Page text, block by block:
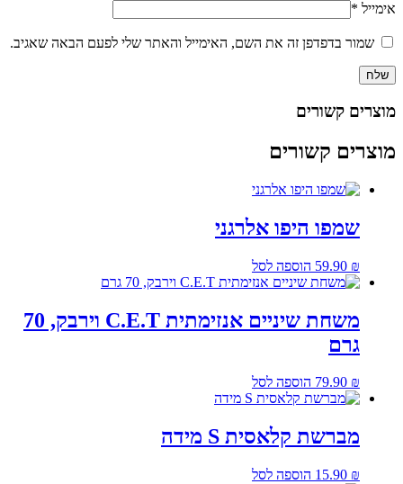
אימייל *
שמור בדפדפן זה את השם, האימייל והאתר שלי לפעם הבאה שאגיב.
מוצרים קשורים
מוצרים קשורים
שמפו היפו אלרגני
59.90 ₪ הוספה לסל
משחת שיניים אנזימתית C.E.T וירבק, 70
גרם
79.90 ₪ הוספה לסל
מברשת קלאסית S מידה
15.90 ₪ הוספה לסל